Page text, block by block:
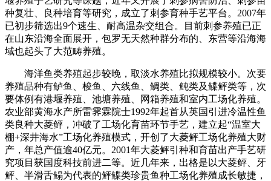
种复壮、良种培育等研究，成立了刺参育种手艺平台。2007年
已初步筛选出9个速生、耐高温杂交组合。目前刺参养殖已正
在山东沿海全面展开，包罗无天然种群分布的、东营等沿海海
域也起头了大范畴养殖。
海洋鱼类养殖起步较晚，取淡水养殖比拟规模较小。次要
养殖品种有鲈鱼、梭鱼、六线鱼、鲷类、鲀类及鲽鲆类等，次
要体例有港堰养殖、池塘养殖、网箱养殖和室内工场化养殖。
农业部黄海水产所雷霁霖院士1992年起首从英国引进冷温性鱼
类良种大菱鲆，冲破了工场化育苗环节手艺，建立起“温室大
棚+深井海水”工场化养殖模式，开创了大菱鲆工场化养殖大财
产，年总产值逾40亿元。2001年大菱鲆引种和育苗出产手艺研
究项目获国度科技前进二等。近几年来，出格是以大菱鲆、牙
鲆、半滑舌鳎为代表的鲆鲽类珍贵鱼种工场化养殖成长敏捷，